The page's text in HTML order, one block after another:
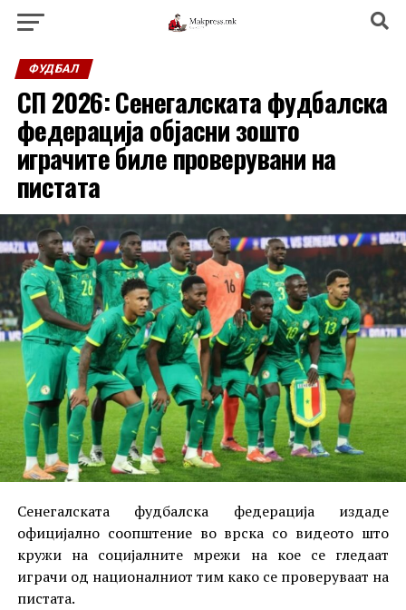
ФУДБАЛ
СП 2026: Сенегалската фудбалска
федерација објасни зошто
играчите биле проверувани на
пистата
Сенегалската фудбалска федерација издаде
официјално соопштение во врска со видеото што
кружи на социјалните мрежи на кое се гледаат
играчи од националниот тим како се проверуваат на
пистата.